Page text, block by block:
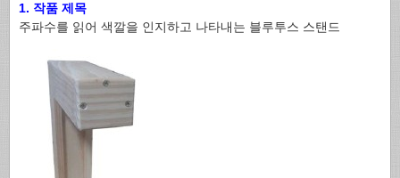
1. 작품 제목
주파수를 읽어 색깔을 인지하고 나타내는 블루투스 스탠드